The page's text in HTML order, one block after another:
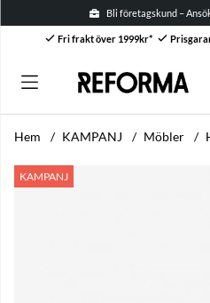
Bli företagskund –
Fri frakt över 1999kr*
Hem KAMPANJ Möbler
KAMPANJ
Produktbilder Tv-bänk 'Lövhamn'